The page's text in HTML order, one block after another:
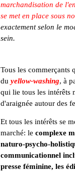
marchandisation de
se met en place sous
exactement selon le
sein.
Tous les commerçants
du yellow-washing, à
qui lie tous les intérêts
d'araignée autour des
Et tous les intérêts se
marché: le complexe
naturo-psycho-
communicationnel
presse féminine, les